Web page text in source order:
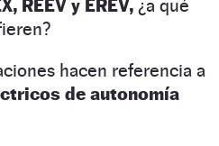
REEV y EREV, ¿a qué
hacen referencia a
de autonomía